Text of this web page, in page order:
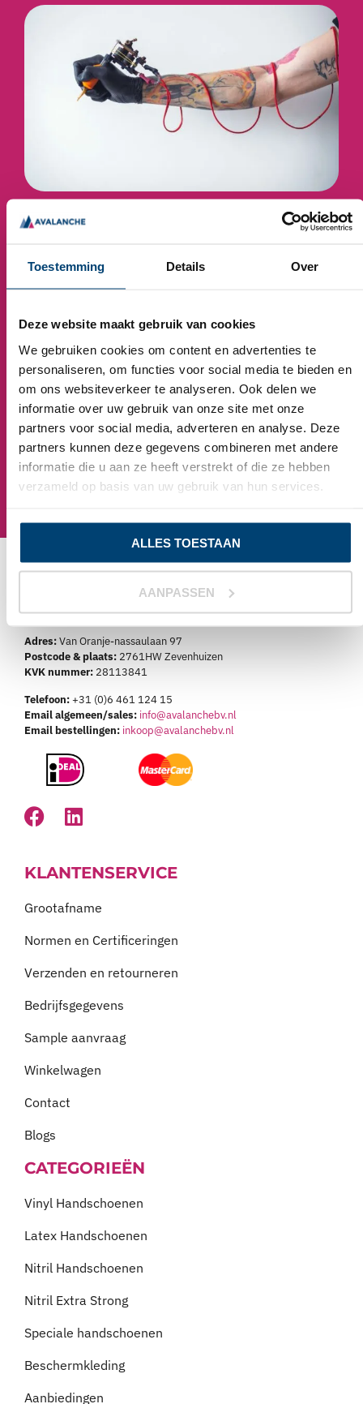
Toestemming Details Over
Deze website maakt gebruik van cookies
We gebruiken cookies om content en advertenties te
personaliseren, om functies voor social media te bieden en
om ons websiteverkeer te analyseren. Ook delen we
informatie over uw gebruik van onze site met onze
partners voor social media, adverteren en analyse. Deze
partners kunnen deze gegevens combineren met andere
informatie die u aan ze heeft verstrekt of die ze hebben
verzameld op basis van uw gebruik van hun services.
ALLES TOESTAAN
AANPASSEN
KOM JE ER NIET UIT?
Zie bestellingen overzicht
Login en zie eerdere bestellingen
Hulp nodig?
Adres:Van Oranje-nassaulaan 97
Postcode & plaats: 2761HW Zevenhuizen
KVK nummer: 28113841
Telefoon:+31 (0)6 461 124 15
Email algemeen/sales: info@avalanchebv.nl
Email bestellingen: inkoop@avalanchebv.nl
KLANTENSERVICE
Grootafname
Normen en Certificeringen
Verzenden en retourneren
Bedrijfsgegevens
Sample aanvraag
Winkelwagen
Contact
Blogs
CATEGORIEËN
Vinyl Handschoenen
Latex Handschoenen
Nitril Handschoenen
Nitril Extra Strong
Speciale handschoenen
Beschermkleding
Aanbiedingen